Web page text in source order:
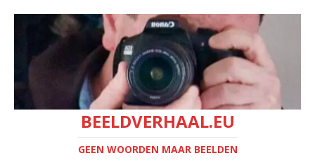
BEELDVERHAAL.EU
GEEN WOORDEN MAAR BEELDEN